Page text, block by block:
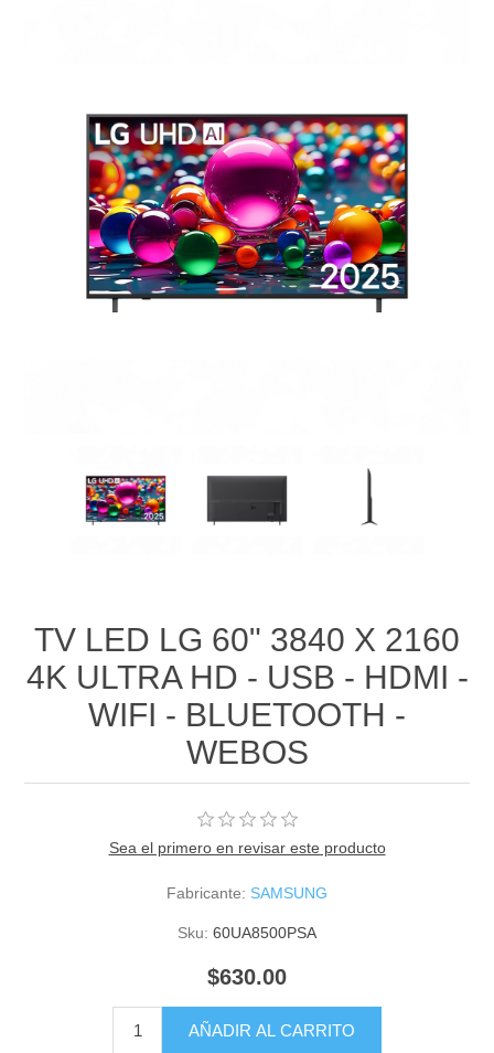
TV LED LG 60" 3840 X 2160
4K ULTRA HD - USB - HDMI -
WIFI - BLUETOOTH -
WEBOS
Sea el primero en revisar este producto
Fabricante: SAMSUNG
Sku: 60UA8500PSA
$630.00
AÑADIR AL CARRITO